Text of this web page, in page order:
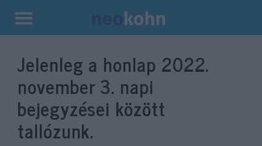
Kilépés
tartalomba
Jelenleg a honlap 2022.
november 3. napi
bejegyzései között
tallózunk.